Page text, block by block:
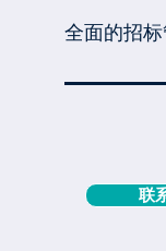
全面的招
联